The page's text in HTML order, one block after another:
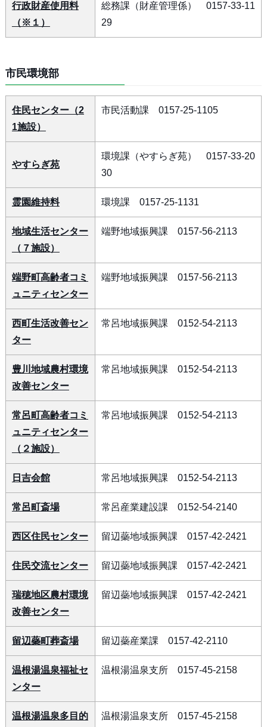
行政財産使用料
（※１）
総務課（財産管理係） 0157-33-11
29
市民環境部
住民センター（2
1施設）
市民活動課 0157-25-1105
やすらぎ苑
環境課（やすらぎ苑） 0157-33-20
30
霊園維持料 環境課 0157-25-1131
地域生活センター
（７施設）
端野地域振興課 0157-56-2113
端野町高齢者コミ
ュニティセンター
端野地域振興課 0157-56-2113
西町生活改善セン
ター
常呂地域振興課 0152-54-2113
豊川地域農村環境
改善センター
常呂地域振興課 0152-54-2113
常呂町高齢者コミ
ュニティセンター
（２施設）
常呂地域振興課 0152-54-2113
日吉会館 常呂地域振興課 0152-54-2113
常呂町斎場 常呂産業建設課 0152-54-2140
西区住民センター 留辺蘂地域振興課 0157-42-2421
住民交流センター 留辺蘂地域振興課 0157-42-2421
瑞穂地区農村環境
改善センター
留辺蘂地域振興課 0157-42-2421
留辺蘂町葬斎場 留辺蘂産業課 0157-42-2110
温根湯温泉福祉セ
ンター
温根湯温泉支所 0157-45-2158
温根湯温泉多目的
温根湯温泉支所 0157-45-2158